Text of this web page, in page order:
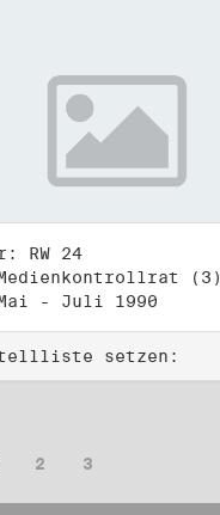
RW 24
(3)
- Juli 1990
setzen:
2 3